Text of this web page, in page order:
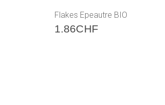
Flakes Epeautre BIO
1.86CHF